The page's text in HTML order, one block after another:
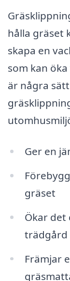
hålla gräset
skapa en
som kan
är några
Ger en
gräset
Ökar det
trädgård
Främjar